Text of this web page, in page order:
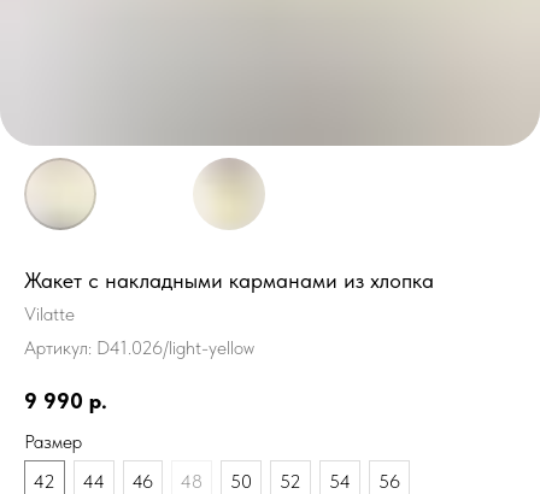
Жакет с накладными карманами из хлопка
Vilatte
Артикул: D41.026/light-yellow
9 990 р.
Размер
42
44 46 48 50 52 54 56